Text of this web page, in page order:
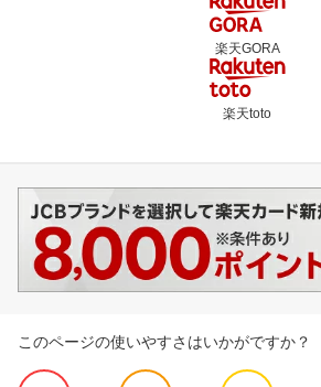
楽天GORA
楽天toto
このページの使いやすさはいかがですか？